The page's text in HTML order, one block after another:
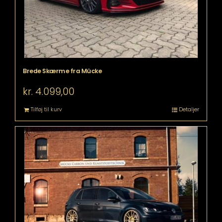
Brede Skærme fra Mücke
kr. 4.099,00
Tilføj til kurv Detaljer